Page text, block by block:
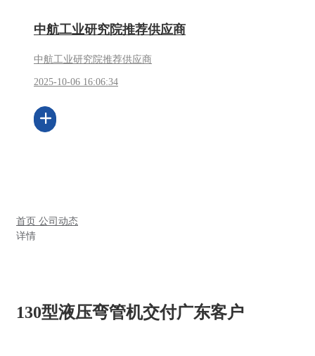
中航工业研究院推荐供应商
中航工业研究院推荐供应商
2025-10-06 16:06:34
首页 公司动态
详情
130型液压弯管机交付广东客户